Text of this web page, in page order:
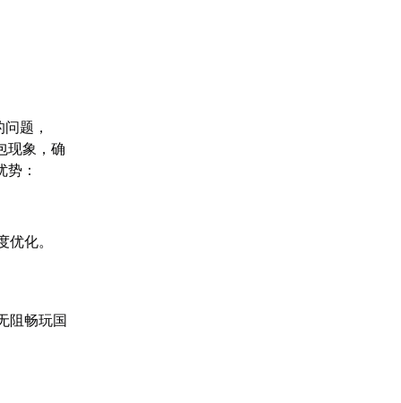
题，
现象，确
势：
化。
阻畅玩国